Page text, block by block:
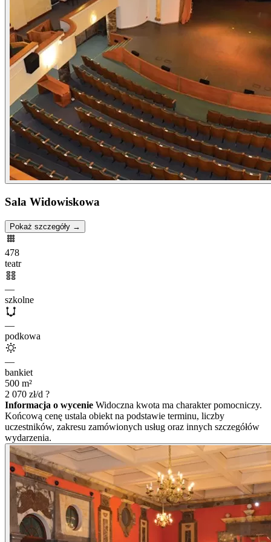
Sala Widowiskowa
Pokaż szczegóły →
478
teatr
—
szkolne
—
podkowa
—
bankiet
500 m²
2 070 zł/d ?
Informacja o wycenie Widoczna kwota ma charakter pomocniczy.
Końcową cenę ustala obiekt na podstawie terminu, liczby
uczestników, zakresu zamówionych usług oraz innych szczegółów
wydarzenia.